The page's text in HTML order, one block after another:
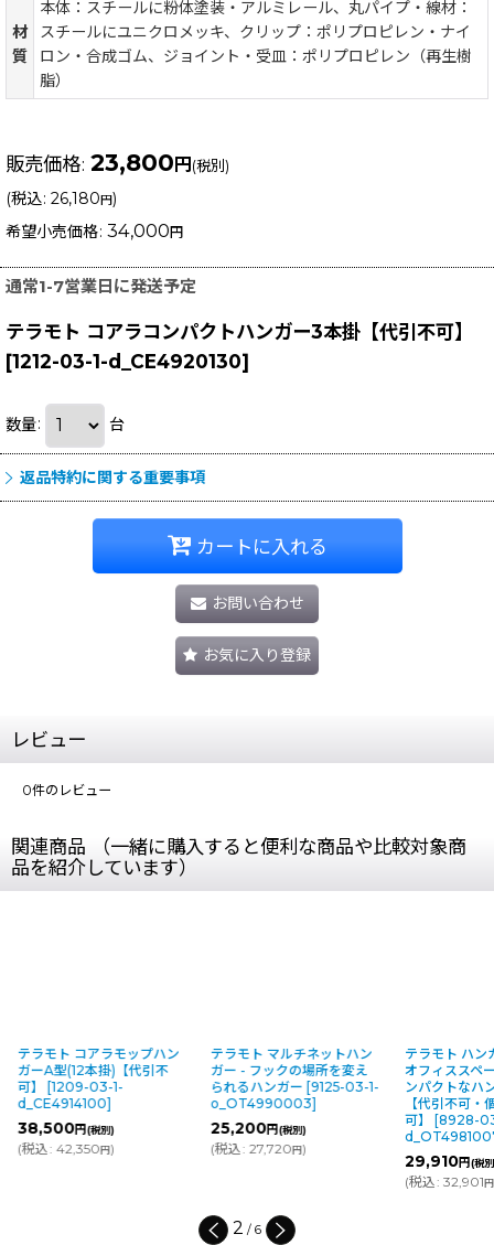
材
質
本体：スチールに粉体塗装・アルミレール、丸パイプ・線材：
スチールにユニクロメッキ、クリップ：ポリプロピレン・ナイ
ロン・合成ゴム、ジョイント・受皿：ポリプロピレン（再生樹
脂）
販売価格: 23,800円(税別)
(税込: 26,180円)
希望小売価格: 34,000円
通常1-7営業日に発送予定
テラモト コアラコンパクトハンガー3本掛【代引不可】
[1212-03-1-d_CE4920130]
数量: 台
返品特約に関する重要事項
カートに入れる
お問い合わせ
お気に入り登録
レビュー
0件のレビュー
関連商品 （一緒に購入すると便利な商品や比較対象商
品を紹介しています）
テラモト コアラモップハン
ガーA型(12本掛)【代引不
可】
[1209-03-1-
d_CE4914100]
38,500円(税別)
(税込: 42,350円)
テラモト マルチネットハン
ガー - フックの場所を変え
られるハンガー [9125-03-1-
o_OT4990003]
25,200円(税別)
(税込: 27,720円)
テラモト ハン
オフィススペ
ンパクトなハ
【代引不可・
可】
[8928-
29,910円(税
(税込: 32,901円
2 / 6